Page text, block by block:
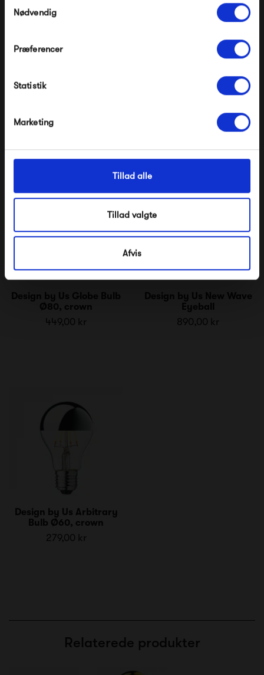
Nødvendig
Præferencer
Statistik
Marketing
Tillad alle
Tillad valgte
Afvis
HAY Rice Paper Shade
Design by Us New Wave
Eyeball XL
Ø80, crown
449,00 kr
Eyeball
890,00 kr
Design by Us Arbitrary
Bulb Ø60, crown
279,00 kr
Relaterede produkter
*Ved at tilmelde dig accepterer du at modtage e-